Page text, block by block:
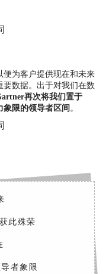
便为客户提供现在和未来
数据。出于对我们在数
再次将我们置于
象限的领导者区间 。
获此殊荣
者象限